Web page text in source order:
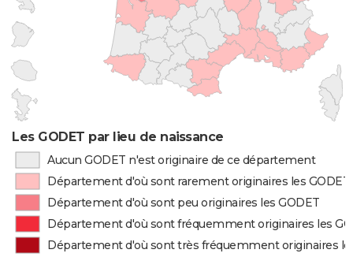
Les GODET par lieu de naissance
Aucun GODET n'est originaire de ce département
Département d'où sont rarement originaires les GODET
Département d'où sont peu originaires les GODET
Département d'où sont fréquemment originaires les
Département d'où sont très fréquemment originaires